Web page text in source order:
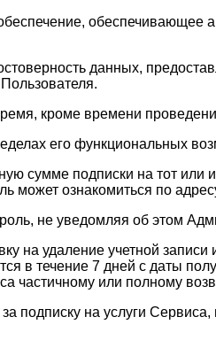
обеспечивающее
данных,
кроме времени
его функциональных
сумме подписки на тот
ознакомиться по
не уведомляя об этом
на удаление учетной
в течение 7 дней с даты
частичному или полному
подписку на услуги